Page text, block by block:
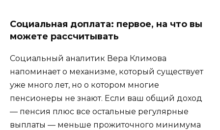
Социальная доплата: первое, на что вы
можете рассчитывать
Социальный аналитик Вера Климова
напоминает о механизме, который существует
уже много лет, но о котором многие
пенсионеры не знают. Если ваш общий доход
— пенсия плюс все остальные регулярные
выплаты — меньше прожиточного минимума